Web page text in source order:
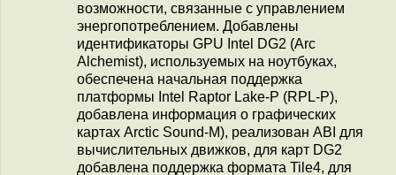
возможности, связанные с управлением
энергопотреблением. Добавлены
идентификаторы GPU Intel DG2 (Arc
Alchemist), используемых на ноутбуках,
обеспечена начальная поддержка
платформы Intel Raptor Lake-P (RPL-P),
добавлена информация о графических
картах Arctic Sound-M), реализован ABI для
вычислительных движков, для карт DG2
добавлена поддержка формата Tile4, для